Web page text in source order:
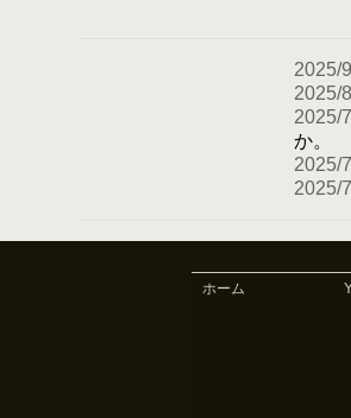
2025/
2025/
2025/
か。
2025/
2025/
ホーム